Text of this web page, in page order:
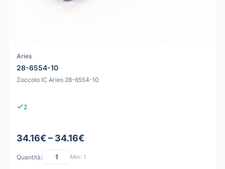
Aries
28-6554-10
Zoccolo IC Aries 28-6554-10
2
34.16€ – 34.16€
Quantità: Min: 1